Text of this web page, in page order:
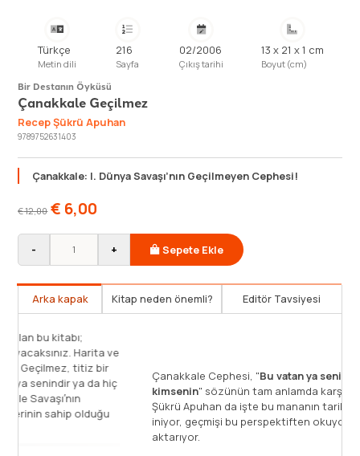
Türkçe
Metin dili
216
Sayfa
02/2006
Çıkış tarihi
13 x 21 x 1 cm
Boyut (cm)
Bir Destanın Öyküsü
Çanakkale Geçilmez
Recep Şükrü Apuhan
9789752631403
Çanakkale: I. Dünya Savaşı’nın Geçilmeyen Cephesi!
€12,00 € 6,00
- + Sepete Ekle
Arka kapak Kitap neden önemli? Editör Tavsiyesi
Çanakkale Savaşı′nı her yönüyle ele alan bu kitabı;
heyecan, gurur, hüzün ve zevkle okuyacaksınız. Harita ve
fotoğraflarla desteklenen Çanakkale Geçilmez, titiz bir
çalışmanın ürünü. Kitapta, "Bu vatan ya senindir ya da hiç
kimsenin!" şiarıyla kazanılan Çanakkale Savaşı′nın
sebepleri, sonuçları, düşman kuvvetlerinin sahip olduğu